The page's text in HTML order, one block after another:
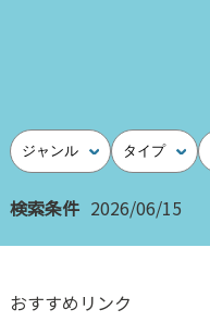
ジャンル タイプ
検索条件 2026/06/15
おすすめリンク